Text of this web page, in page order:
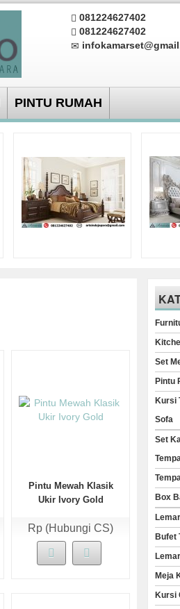
081224627402
081224627402
PINTU RUMAH
Pintu Mewah Klasik
Ukir Ivory Gold
Rp (Hubungi CS)
Set
Pintu
Kursi
Sofa
Set
Box
Bufet
Meja
Kursi